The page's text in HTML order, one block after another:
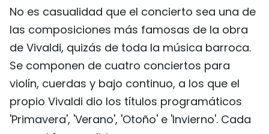
No es casualidad que el concierto sea una de
las composiciones más famosas de la obra
de Vivaldi, quizás de toda la música barroca.
Se componen de cuatro conciertos para
violín, cuerdas y bajo continuo, a los que el
propio Vivaldi dio los títulos programáticos
'Primavera', 'Verano', 'Otoño' e 'Invierno'. Cada